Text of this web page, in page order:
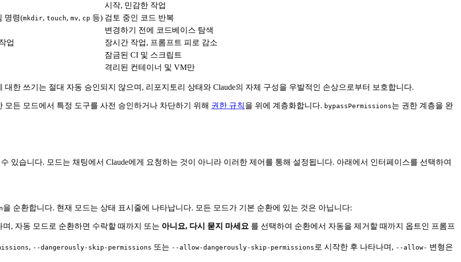
시작, 민감한 작업
명령(mkdir, touch, mv, cp 등) 검토 중인 코드 반복
변경하기 전에 코드베이스 탐색
업 장시간 작업, 프롬프트 피로 감소
잠금된 CI 및 스크립트
격리된 컨테이너 및 VM만
대한 쓰기는 절대 자동 승인되지 않으며, 리포지토리 상태와 Claude의 자체 구성을 우발적인 손상으로부터 보호합니다.
모든 모드에서 특정 도구를 사전 승인하거나 차단하기 위해 권한 규칙을 위에 계층화합니다. bypassPermissions는 권한 계층을 완
있습니다. 모드는 채팅에서 Claude에게 요청하는 것이 아니라 이러한 제어를 통해 설정됩니다. 아래에서 인터페이스를 선택하여
을 순환합니다. 현재 모드는 상태 표시줄에 나타납니다. 모든 모드가 기본 순환에 있는 것은 아닙니다:
며, 자동 모드로 순환하면 수락할 때까지 또는 아니요, 다시 묻지 마세요 를 선택하여 순환에서 자동을 제거할 때까지 옵트인 프롬프
, --dangerously-skip-permissions 또는 --allow-dangerously-skip-permissions 로 시작한 후 나타나며, --allow- 변형은